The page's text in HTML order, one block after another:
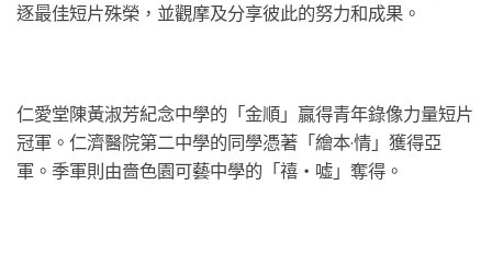
逐最佳短片殊榮，並觀摩及分享彼此的努力和成果。
仁愛堂陳黃淑芳紀念中學的「金順」贏得青年錄像力量短片
冠軍。仁濟醫院第二中學的同學憑著「繪本·情」獲得亞
軍。季軍則由嗇色園可藝中學的「禧・噓」奪得。